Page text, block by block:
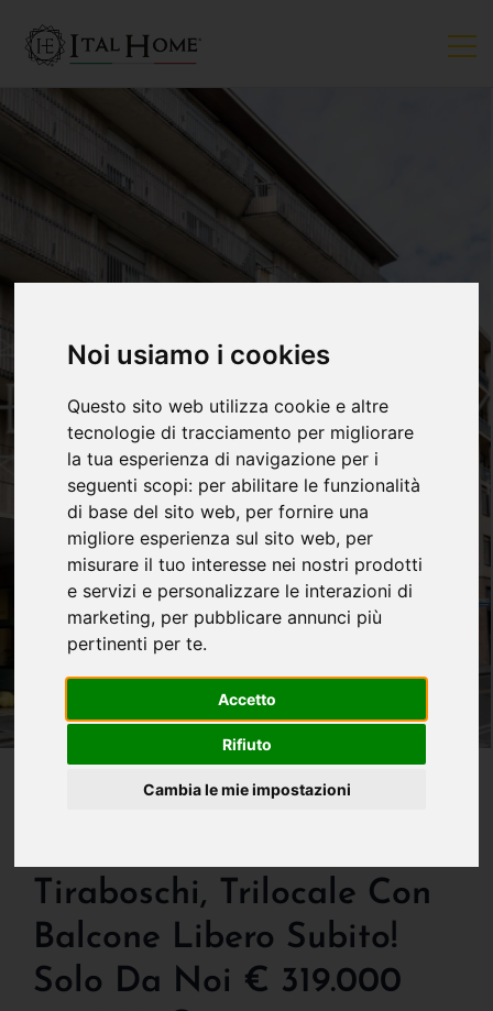
Noi usiamo i cookies
Questo sito web utilizza cookie e altre
tecnologie di tracciamento per migliorare
la tua esperienza di navigazione per i
seguenti scopi: per abilitare le funzionalità
di base del sito web, per fornire una
migliore esperienza sul sito web, per
misurare il tuo interesse nei nostri prodotti
e servizi e personalizzare le interazioni di
marketing, per pubblicare annunci più
pertinenti per te.
Accetto
Rifiuto
Cambia le mie impostazioni
IN VENDITA
Vendesi Direttamente
Tiraboschi, Trilocale Con
Balcone Libero Subito!
Solo Da Noi € 319.000